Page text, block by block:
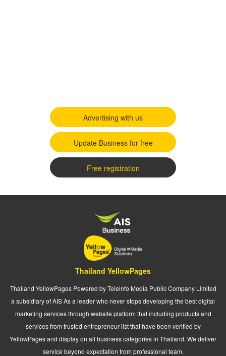
Advertising with us
Update Business for free
Free registration
Thailand YellowPages
Thailand YellowPages Powered by Teleinfo Media Public Company Limited
a subsidiary of AIS As a leader who never stops developing the best digital
marketing services through website platform that including products and
services from trusted entrepreneur list that have been verified by
YellowPages and display on all business categories in Thailand. We deliver
service beyond expectation from professional team.